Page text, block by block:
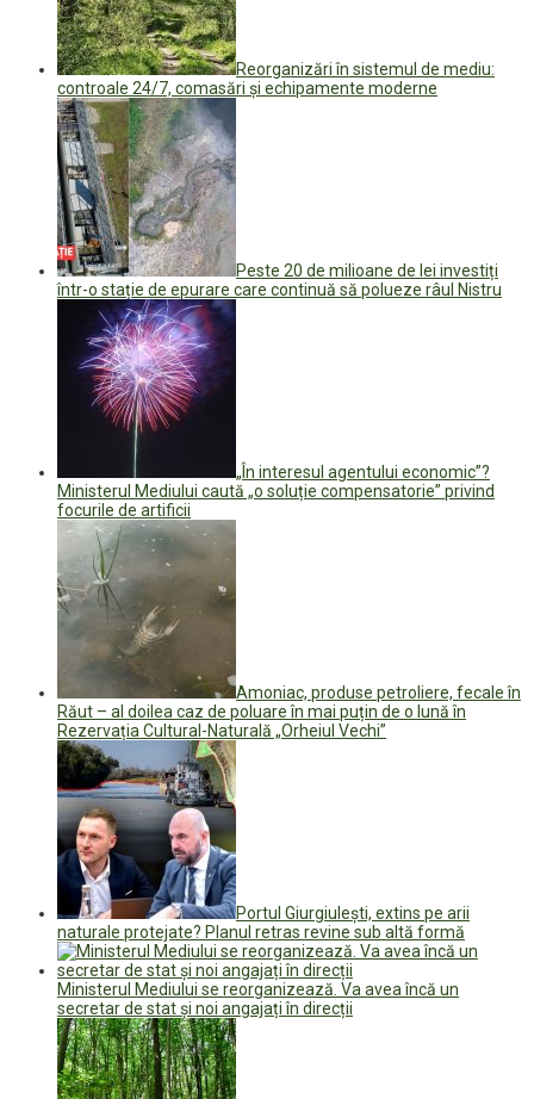
Reorganizări în sistemul de mediu:
controale 24/7, comasări și echipamente moderne
Peste 20 de milioane de lei investiți
într-o stație de epurare care continuă să polueze râul Nistru
„În interesul agentului economic”?
Ministerul Mediului caută „o soluție compensatorie” privind
focurile de artificii
Amoniac, produse petroliere, fecale în
Răut – al doilea caz de poluare în mai puțin de o lună în
Rezervația Cultural-Naturală „Orheiul Vechi”
Portul Giurgiulești, extins pe arii
naturale protejate? Planul retras revine sub altă formă
Ministerul Mediului se reorganizează. Va avea încă un
secretar de stat și noi angajați în direcții